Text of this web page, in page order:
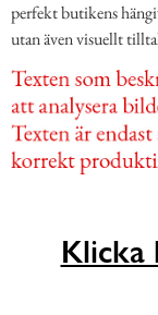
perfekt butikens
utan även visuellt
Klicka